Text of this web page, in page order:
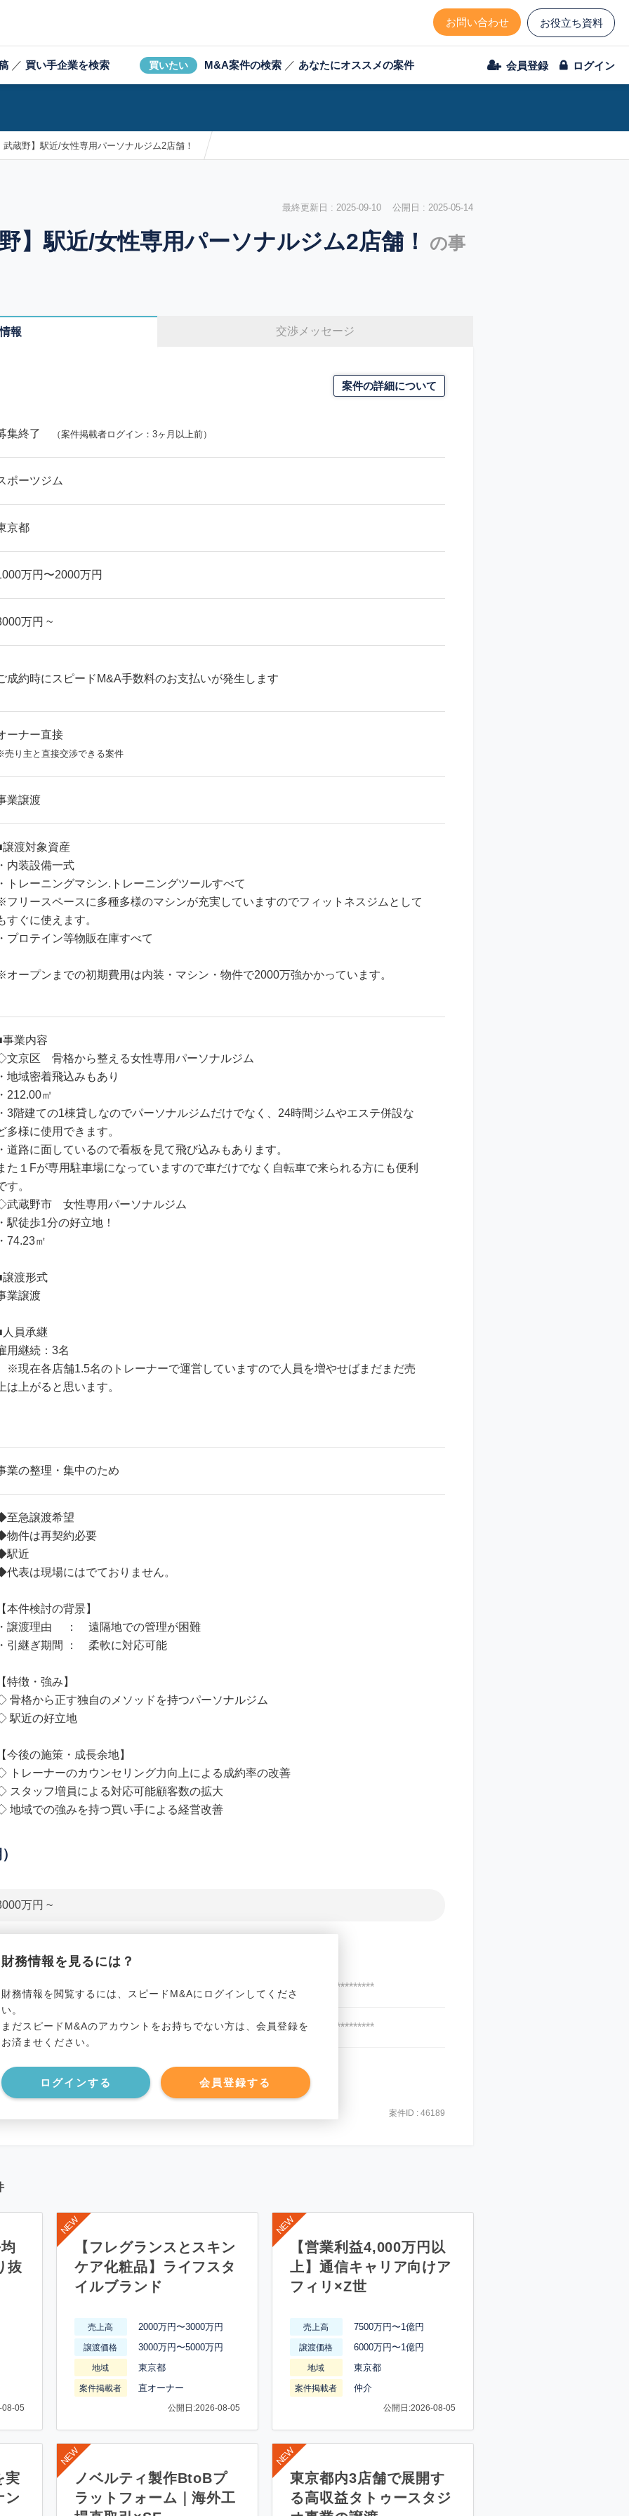
お問い合わせ お役立ち資料
／ 買い手企業を検索 買いたい M&A案件の検索 ／ あなたにオススメの案件 会員登録 ログイン
武蔵野】駅近/女性専用パーソナルジム2店舗！
最終更新日 : 2025-09-10 公開日 : 2025-05-14
】駅近/女性専用パーソナルジム2店舗！ の事
報 交渉メッセージ
案件の詳細について
集終了 （案件掲載者ログイン：3ヶ月以上前）
ポーツジム
京都
万円〜2000万円
万円 ~
成約時にスピードM&A手数料のお支払いが発生します
ーナー直接
り主と直接交渉できる案件
業譲渡
譲渡対象資産
内装設備一式
トレーニングマシン.トレーニングツールすべて
フリースペースに多種多様のマシンが充実していますのでフィットネスジムとして
すぐに使えます。
プロテイン等物販在庫すべて
オープンまでの初期費用は内装・マシン・物件で2000万強かかっています。
事業内容
文京区 骨格から整える女性専用パーソナルジム
地域密着飛込みもあり
212.00㎡
3階建ての1棟貸しなのでパーソナルジムだけでなく、24時間ジムやエステ併設な
多様に使用できます。
道路に面しているので看板を見て飛び込みもあります。
た１Fが専用駐車場になっていますので車だけでなく自転車で来られる方にも便利
す。
武蔵野市 女性専用パーソナルジム
駅徒歩1分の好立地！
74.23㎡
譲渡形式
業譲渡
人員承継
用継続：3名
現在各店舗1.5名のトレーナーで運営していますので人員を増やせばまだまだ売
は上がると思います。
業の整理・集中のため
至急譲渡希望
物件は再契約必要
駅近
代表は現場にはでておりません。
本件検討の背景】
譲渡理由 ： 遠隔地での管理が困難
引継ぎ期間 ： 柔軟に対応可能
特徴・強み】
骨格から正す独自のメソッドを持つパーソナルジム
駅近の好立地
今後の施策・成長余地】
トレーナーのカウンセリング力向上による成約率の改善
スタッフ増員による対応可能顧客数の拡大
地域での強みを持つ買い手による経営改善
万円 ~
財務情報を見るには？
財務情報を閲覧するには、スピードM&Aにログインしてくださ
い。
まだスピードM&Aのアカウントをお持ちでない方は、会員登録を
お済ませください。
ログインする 会員登録する
事業資産 ********************
事業負債 ********************
案件ID : 46189
抜
08-05
【フレグランスとスキン
ケア化粧品】ライフスタ
イルブランド
売上高 2000万円〜3000万円
譲渡価格 3000万円〜5000万円
地域 東京都
案件掲載者 直オーナー
公開日:2026-08-05
【営業利益4,000万円以
上】通信キャリア向けア
フィリ×Z世
売上高 7500万円〜1億円
譲渡価格 6000万円〜1億円
地域 東京都
案件掲載者 仲介
公開日:2026-08-05
実
ン
ノベルティ製作BtoBプ
ラットフォーム｜海外工
東京都内3店舗で展開す
る高収益タトゥースタジ